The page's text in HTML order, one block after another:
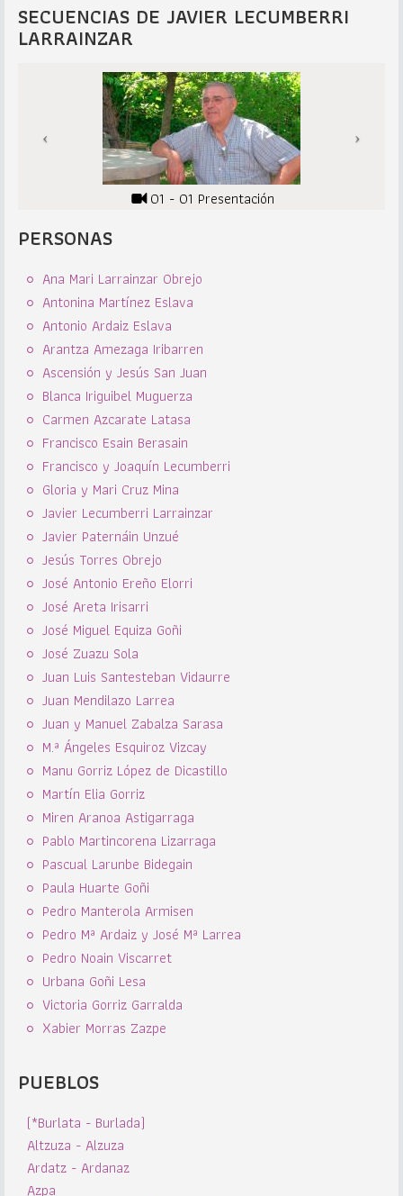
SECUENCIAS DE JAVIER LECUMBERRI
LARRAINZAR
01 - 01 Presentación
PERSONAS
Ana Mari Larrainzar Obrejo
Antonina Martínez Eslava
Antonio Ardaiz Eslava
Arantza Amezaga Iribarren
Ascensión y Jesús San Juan
Blanca Iriguibel Muguerza
Carmen Azcarate Latasa
Francisco Esain Berasain
Francisco y Joaquín Lecumberri
Gloria y Mari Cruz Mina
Javier Lecumberri Larrainzar
Javier Paternáin Unzué
Jesús Torres Obrejo
José Antonio Ereño Elorri
José Areta Irisarri
José Miguel Equiza Goñi
José Zuazu Sola
Juan Luis Santesteban Vidaurre
Juan Mendilazo Larrea
Juan y Manuel Zabalza Sarasa
M.ª Ángeles Esquiroz Vizcay
Manu Gorriz López de Dicastillo
Martín Elia Gorriz
Miren Aranoa Astigarraga
Pablo Martincorena Lizarraga
Pascual Larunbe Bidegain
Paula Huarte Goñi
Pedro Manterola Armisen
Pedro Mª Ardaiz y José Mª Larrea
Pedro Noain Viscarret
Urbana Goñi Lesa
Victoria Gorriz Garralda
Xabier Morras Zazpe
PUEBLOS
(*Burlata - Burlada)
Altzuza - Alzuza
Ardatz - Ardanaz
Azpa